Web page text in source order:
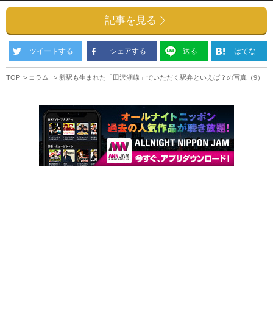
記事を見る
ツイートする シェアする 送る はてな
TOP コラム 新駅も生まれた「田沢湖線」でいただく駅弁といえば？の写真（9）